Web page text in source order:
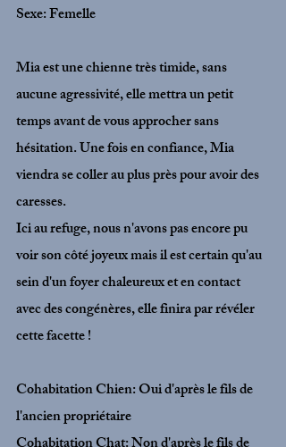
Sexe: Femelle
Mia est une chienne très timide, sans
aucune agressivité, elle mettra un petit
temps avant de vous approcher sans
hésitation. Une fois en confiance, Mia
viendra se coller au plus près pour avoir des
caresses.
Ici au refuge, nous n'avons pas encore pu
voir son côté joyeux mais il est certain qu'au
sein d'un foyer chaleureux et en contact
avec des congénères, elle finira par révéler
cette facette !
Cohabitation Chien: Oui d'après le fils de
l'ancien propriétaire